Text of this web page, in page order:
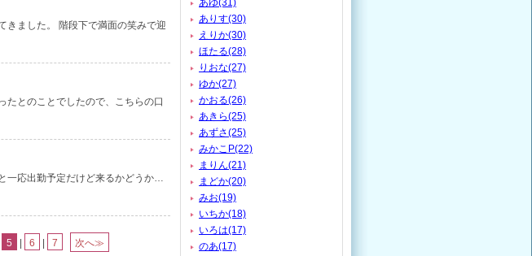
きました。 階段下で満面の笑みで迎
たとのことでしたので、こちらの口
一応出勤予定だけど来るかどうか…
5 6 7 次へ≫
あゆ(31)
ありす(30)
えりか(30)
ほたる(28)
りおな(27)
ゆか(27)
かおる(26)
あきら(25)
あずさ(25)
みかこP(22)
まりん(21)
まどか(20)
みお(19)
いちか(18)
いろは(17)
のあ(17)